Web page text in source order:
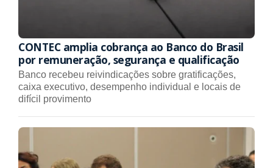
CONTEC amplia cobrança ao Banco do Brasil
por remuneração, segurança e qualificação
Banco recebeu reivindicações sobre gratificações,
caixa executivo, desempenho individual e locais de
difícil provimento